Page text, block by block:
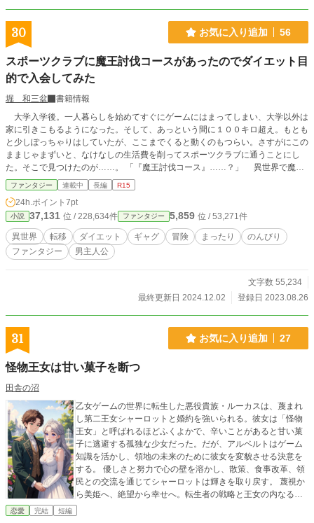
30 お気に入り追加 56
スポーツクラブに魔王討伐コースがあったのでダイエット目
的で入会してみた
堀 和三盆
書籍情報
大学入学後。一人暮らしを始めてすぐにゲームにはまってしまい、大学以外は
家に引きこもるようになった。そして、あっという間に１００キロ超え。もとも
と少しぽっちゃりはしていたが、ここまでくると動くのもつらい。さすがにこの
ままじゃまずいと、なけなしの生活費を削ってスポーツクラブに通うことにし
た。そこで見つけたのが……。 「『魔王討伐コース』……？」 異世界で魔物
を倒しながらの運動らしい。最初は弱い魔物から。徐々に強い魔物へとランクを
上げていき、最終的に魔王討伐を目指すそうだ。なるほど。あれほどハマったR
PGゲームと似たような状況での運動なら、飽きっぽい俺でも続けられるかもし
れない。 よし、始めよう！ 魔王討伐ダイエット！
ファンタジー 連載中 長編 R15
24h.ポイント 7pt
小説 37,131 位 / 228,634件 ファンタジー 5,859 位 / 53,271件
異世界 転移 ダイエット ギャグ 冒険 まったり
のんびり
ファンタジー
男主人公
文字数 55,234
最終更新日 2024.12.02
登録日 2023.08.26
31 お気に入り追加 27
怪物王女は甘い菓子を断つ
田舎の沼
乙女ゲームの世界に転生した悪役貴族・ルーカスは、蔑まれ
し第二王女シャーロットと婚約を強いられる。彼女は「怪物
王女」と呼ばれるほどふくよかで、辛いことがあると甘い菓
子に逃避する孤独な少女だった。だが、アルベルトはゲーム
知識を活かし、領地の未来のために彼女を変貌させる決意を
する。 優しさと努力で心の壁を溶かし、散策、食事改革、領
民との交流を通じてシャーロットは輝きを取り戻す。 蔑視か
ら美姫へ、絶望から幸せへ。転生者の戦略と王女の内なる強
さが織りなす、心温まるファンタジーラブストーリー。領民
恋愛 完結 短編